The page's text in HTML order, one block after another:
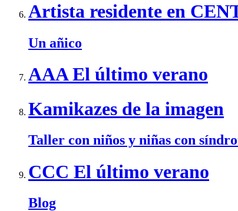
Artista residente en
Un añico
AAA El último verano
Kamikazes de la imagen
Taller con niños y niñas con
CCC El último verano
Blog